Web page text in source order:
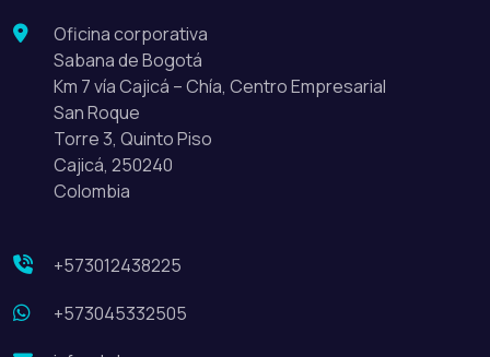
Oficina corporativa
Sabana de Bogotá
Km 7 vía Cajicá – Chía, Centro Empresarial
San Roque
Torre 3, Quinto Piso
Cajicá, 250240
Colombia
+573012438225
+573045332505